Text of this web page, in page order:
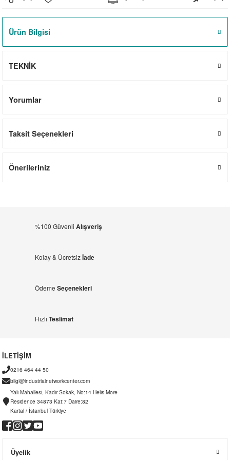
Anahtarlar
Anahtarlar
Ürün Bilgisi
TEKNİK
Yorumlar
Taksit Seçenekleri
Önerileriniz
%100 Güvenli Alışveriş
Kolay & Ücretsizİade
Ödeme Seçenekleri
Hızlı Teslimat
İLETİŞİM
0216 464 44 50
bilgi@industrialnetworkcenter.com
Yalı Mahallesi, Kadir Sokak, No:14 Helis More
Residence 34873 Kat:7 Daire:82
Kartal / İstanbul Türkiye
Üyelik